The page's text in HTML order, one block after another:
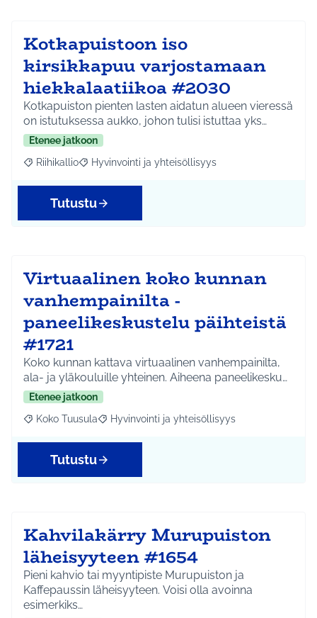
Kotkapuistoon iso
kirsikkapuu varjostamaan
hiekkalaatiikoa #2030
Kotkapuiston pienten lasten aidatun alueen vieressä
on istutuksessa aukko, johon tulisi istuttaa yks…
Etenee jatkoon
Rajaa tulokset aihepiirin mukaan: Riihikallio
Riihikallio Rajaa tulokset teeman mukaan: Hyvinvointi ja
Hyvinvointi ja yhteisöllisyys
Tutustu
Virtuaalinen koko kunnan
vanhempainilta -
paneelikeskustelu päihteistä
#1721
Koko kunnan kattava virtuaalinen vanhempainilta,
ala- ja yläkouluille yhteinen. Aiheena paneelikesku…
Etenee jatkoon
Rajaa tulokset aihepiirin mukaan: Koko Tuusula
Koko Tuusula Rajaa tulokset teeman mukaan: Hyvinvointi ja
Hyvinvointi ja yhteisöllisyys
Tutustu
Kahvilakärry Murupuiston
läheisyyteen #1654
Pieni kahvio tai myyntipiste Murupuiston ja
Kaffepaussin läheisyyteen. Voisi olla avoinna
esimerkiks…